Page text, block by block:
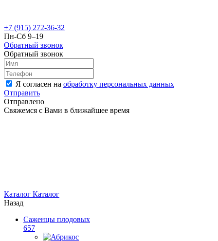
+7 (915) 272-36-32
Пн-Сб 9–19
Обратный звонок
Обратный звонок
Я согласен на обработку персональных данных
Отправить
Отправлено
Свяжемся с Вами в ближайшее время
Каталог Каталог
Назад
Саженцы плодовых
657